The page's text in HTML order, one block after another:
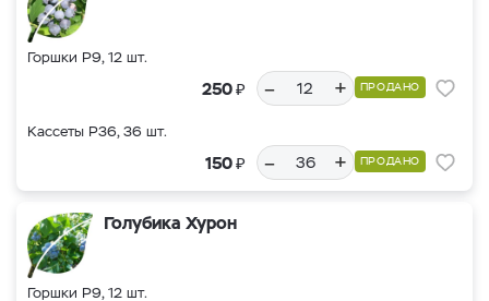
Горшки Р9, 12 шт.
250₽ – + ПРОДАНО
Кассеты Р36, 36 шт.
150₽ – + ПРОДАНО
Голубика Хурон
Горшки Р9, 12 шт.